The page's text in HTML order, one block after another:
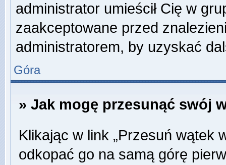
administrator umieścił Cię w
zaakceptowane przed
administratorem, by uzyskać
Góra
» Jak mogę przesunąć swój
Klikając w link „Przesuń wątek
odkopać go na samą górę